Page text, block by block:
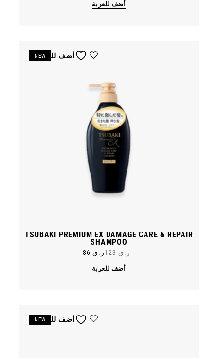
was:
أضف للعربة
خصم
NEW
أضف للمفضلة
TSUBAKI PREMIUM EX DAMAGE CARE & REPAIR
SHAMPOO
ر.ق123
Original
was:
ر.ق 123.
ر.ق
Current
ر.ق 86.
أضف للعربة
خصم
NEW
أضف للمفضلة